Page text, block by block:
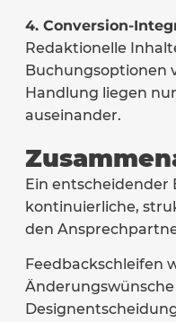
4. Conversion-
Redaktionelle
Buchungsoptionen
Handlung liegen
auseinander.
Ein entscheidender
kontinuierliche,
den
Feedbackschleifen